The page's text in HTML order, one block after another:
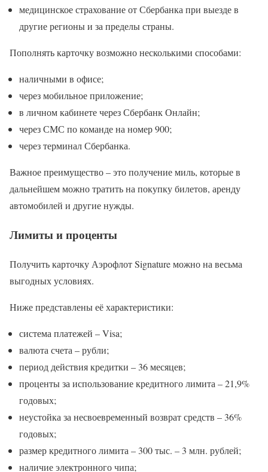
медицинское страхование от Сбербанка при выезде в
другие регионы и за пределы страны.
Пополнять карточку возможно несколькими способами:
наличными в офисе;
через мобильное приложение;
в личном кабинете через Сбербанк Онлайн;
через СМС по команде на номер 900;
через терминал Сбербанка.
Важное преимущество – это получение миль, которые в
дальнейшем можно тратить на покупку билетов, аренду
автомобилей и другие нужды.
Лимиты и проценты
Получить карточку Аэрофлот Signature можно на весьма
выгодных условиях.
Ниже представлены её характеристики:
система платежей – Visa;
валюта счета – рубли;
период действия кредитки – 36 месяцев;
проценты за использование кредитного лимита – 21,9%
годовых;
неустойка за несвоевременный возврат средств – 36%
годовых;
размер кредитного лимита – 300 тыс. – 3 млн. рублей;
наличие электронного чипа;